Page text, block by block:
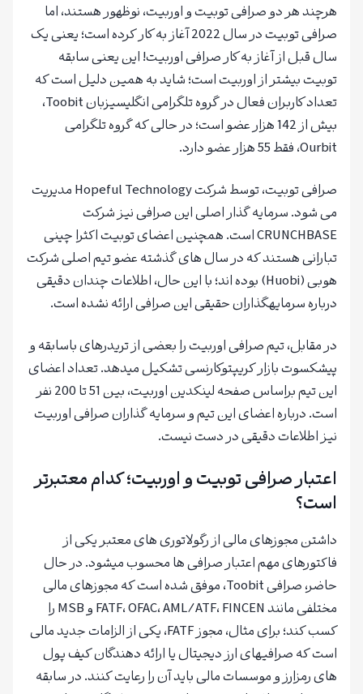
هرچند هر دو صرافی توبیت و اوربیت، نوظهور هستند، اما
صرافی توبیت در سال 2022 آغاز به کار کرده است؛ یعنی یک
سال قبل از آغاز به کار صرافی اوربیت! این یعنی سابقه
توبیت بیشتر از اوربیت است؛ شاید به همین دلیل است که
تعداد کاربران فعال در گروه تلگرامی انگلیسیزبان Toobit،
بیش از 142 هزار عضو است؛ در حالی که گروه تلگرامی
Ourbit، فقط 55 هزار عضو دارد.
صرافی توبیت، توسط شرکت Hopeful Technology مدیریت
می شود. سرمایه گذار اصلی این صرافی نیز شرکت
CRUNCHBASE است. همچنین اعضای توبیت اکثرا چینی
تبارانی هستند که در سال های گذشته عضو تیم اصلی شرکت
هوبی (Huobi) بوده اند؛ با این حال، اطلاعات چندان دقیقی
درباره سرمایهگذاران حقیقی این صرافی ارائه نشده است.
در مقابل، تیم صرافی اوربیت را بعضی از تریدرهای باسابقه و
پیشکسوت بازار کریپتوکارنسی تشکیل میدهد. تعداد اعضای
این تیم براساس صفحه لینکدین اوربیت، بین 51 تا 200 نفر
است. درباره اعضای این تیم و سرمایه گذاران صرافی اوربیت
نیز اطلاعات دقیقی در دست نیست.
اعتبار صرافی توبیت و اوربیت؛ کدام معتبرتر
است؟
داشتن مجوزهای مالی از رگولاتوری های معتبر یکی از
فاکتورهای مهم اعتبار صرافی ها محسوب میشود. در حال
حاضر، صرافی Toobit، موفق شده است که مجوزهای مالی
مختلفی مانند FATF، OFAC، AML/ATF، FINCEN و MSB را
کسب کند؛ برای مثال، مجوز FATF، یکی از الزامات جدید مالی
است که صرافیهای ارز دیجیتال یا ارائه دهندگان کیف پول
های رمزارز و موسسات مالی باید آن را رعایت کنند. در سابقه